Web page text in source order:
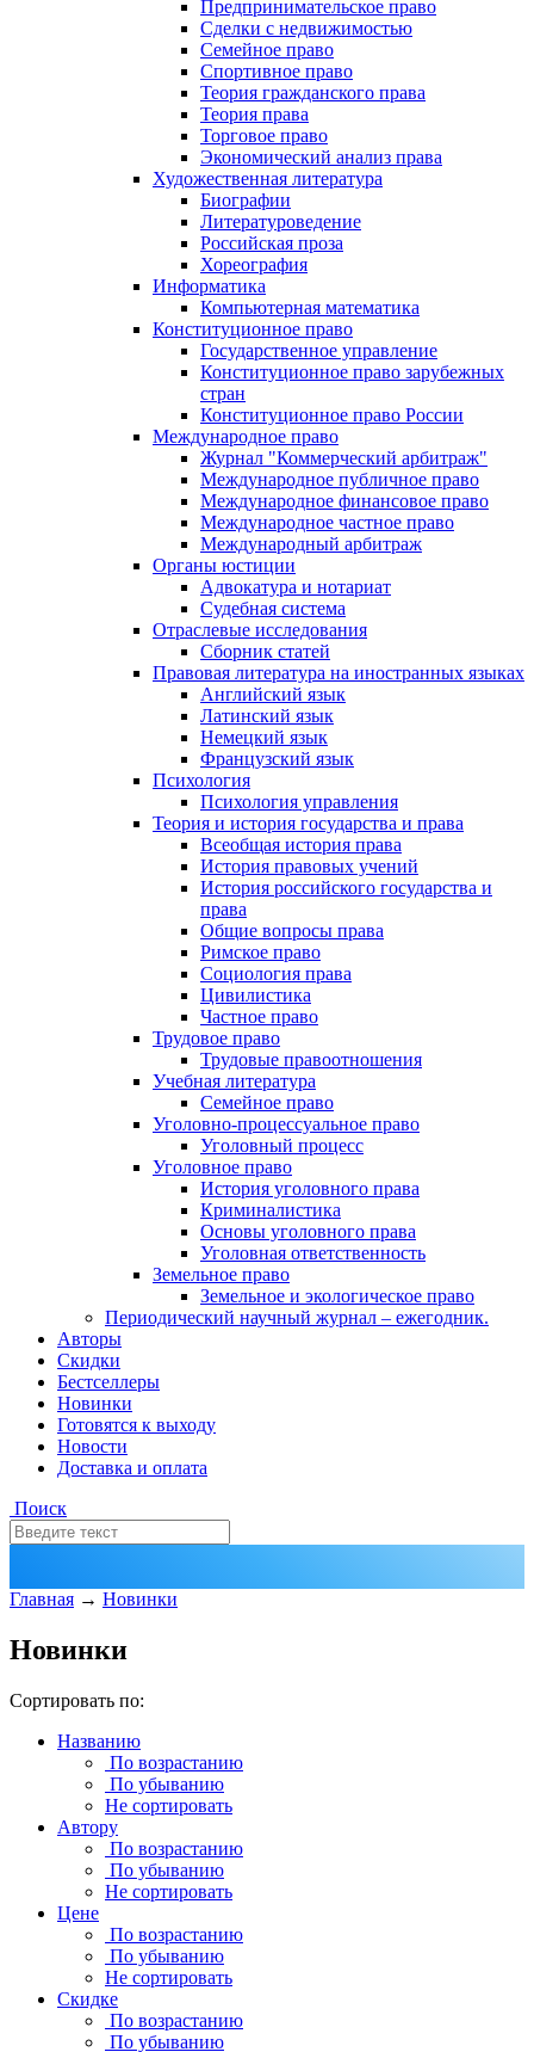
Предпринимательское право
Сделки с недвижимостью
Семейное право
Спортивное право
Теория гражданского права
Теория права
Торговое право
Экономический анализ права
Художественная литература
Биографии
Литературоведение
Российская проза
Хореография
Информатика
Компьютерная математика
Конституционное право
Государственное управление
Конституционное право зарубежных
стран
Конституционное право России
Международное право
Журнал "Коммерческий арбитраж"
Международное публичное право
Международное финансовое право
Международное частное право
Международный арбитраж
Органы юстиции
Адвокатура и нотариат
Судебная система
Отраслевые исследования
Сборник статей
Правовая литература на иностранных языках
Английский язык
Латинский язык
Немецкий язык
Французский язык
Психология
Психология управления
Теория и история государства и права
Всеобщая история права
История правовых учений
История российского государства и
права
Общие вопросы права
Римское право
Социология права
Цивилистика
Частное право
Трудовое право
Трудовые правоотношения
Учебная литература
Семейное право
Уголовно-процессуальное право
Уголовный процесс
Уголовное право
История уголовного права
Криминалистика
Основы уголовного права
Уголовная ответственность
Земельное право
Земельное и экологическое право
Периодический научный журнал – ежегодник.
Авторы
Скидки
Бестселлеры
Новинки
Готовятся к выходу
Новости
Доставка и оплата
Поиск
Главная → Новинки
Новинки
Сортировать по:
Названию
По возрастанию
По убыванию
Не сортировать
Автору
По возрастанию
По убыванию
Не сортировать
Цене
По возрастанию
По убыванию
Не сортировать
Скидке
По возрастанию
По убыванию